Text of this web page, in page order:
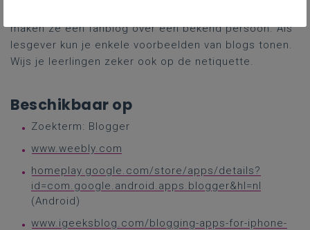
maken ze een fanblog over een bekend persoon. Als
lesgever kun je enkele voorbeelden van blogs tonen.
Wijs je leerlingen zeker ook op de netiquette.
Beschikbaar op
Zoekterm: Blogger
www.weebly.com
homeplay.google.com/store/apps/details?
id=com.google.android.apps.blogger&hl=nl
(Android)
www.igeeksblog.com/blogging-apps-for-iphone-